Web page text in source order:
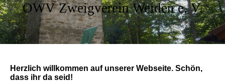
OWV Zweigverein Weiden e. V.
Herzlich willkommen auf unserer Webseite. Schön,
dass ihr da seid!